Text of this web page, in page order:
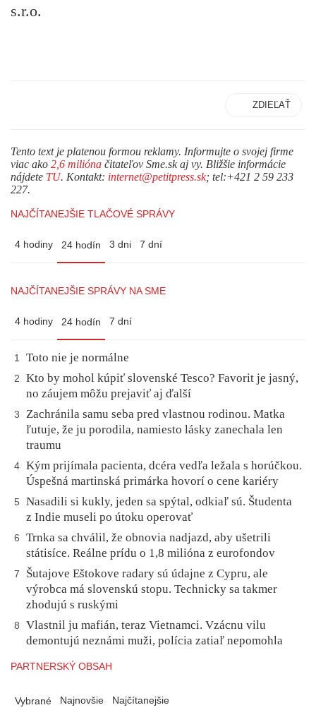
s.r.o.
ZDIEĽAŤ
Tento text je platenou formou reklamy. Informujte o svojej firme
viac ako 2,6 milióna čitateľov Sme.sk aj vy. Bližšie informácie
nájdete TU. Kontakt: internet@petitpress.sk; tel:+421 2 59 233
227.
NAJČÍTANEJŠIE TLAČOVÉ SPRÁVY
4 hodiny 24 hodín 3 dni 7 dní
NAJČÍTANEJŠIE SPRÁVY NA SME
4 hodiny 24 hodín 7 dní
1 Toto nie je normálne
2
Kto by mohol kúpiť slovenské Tesco? Favorit je jasný,
no záujem môžu prejaviť aj ďalší
3
Zachránila samu seba pred vlastnou rodinou. Matka
ľutuje, že ju porodila, namiesto lásky zanechala len
traumu
4 Kým prijímala pacienta, dcéra vedľa ležala s horúčkou.
Úspešná martinská primárka hovorí o cene kariéry
5
Nasadili si kukly, jeden sa spýtal, odkiaľ sú. Študenta
z Indie museli po útoku operovať
6
Trnka sa chválil, že obnovia nadjazd, aby ušetrili
státisíce. Reálne prídu o 1,8 milióna z eurofondov
7
Šutajove Eštokove radary sú údajne z Cypru, ale
výrobca má slovenskú stopu. Technicky sa takmer
zhodujú s ruskými
8
Vlastnil ju mafián, teraz Vietnamci. Vzácnu vilu
demontujú neznámi muži, polícia zatiaľ nepomohla
PARTNERSKÝ OBSAH
Vybrané Najnovšie Najčítanejšie